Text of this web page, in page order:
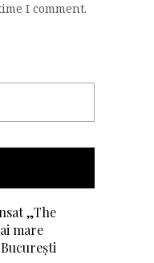
I comment.
„The
mare